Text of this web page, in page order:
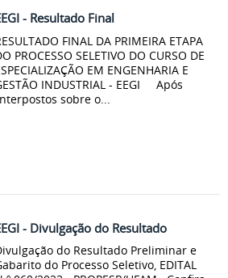
- Resultado Final
FINAL DA PRIMEIRA ETAPA
PROCESSO SELETIVO DO CURSO DE
EM ENGENHARIA E
INDUSTRIAL - EEGI Após
sobre o...
- Divulgação do Resultado
do Resultado Preliminar e
do Processo Seletivo, EDITAL